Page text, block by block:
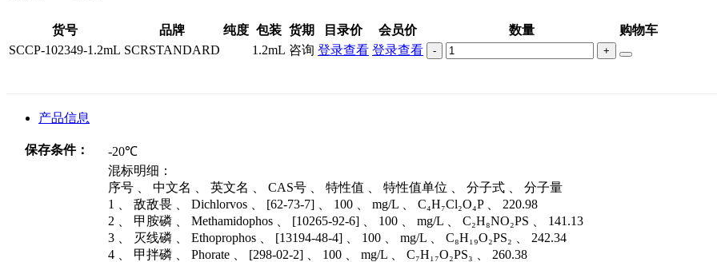
货号 品牌 纯度 包装 货期 目录价 会员价 数量
购物车
SCCP-102349-1.2mL SCRSTANDARD 1.2mL 咨询 登录查看 登录查看 - +
产品信息
保存条件： -20℃
混标明细：
序号 、 中文名 、 英文名 、 CAS号 、 特性值 、 特性值单位 、 分子式 、 分子量
1 、 敌敌畏 、 Dichlorvos 、 [62-73-7] 、 100 、 mg/L 、 C₄H₇Cl₂O₄P 、 220.98
2 、 甲胺磷 、 Methamidophos 、 [10265-92-6] 、 100 、 mg/L 、 C₂H₈NO₂PS 、 141.13
3 、 灭线磷 、 Ethoprophos 、 [13194-48-4] 、 100 、 mg/L 、 C₈H₁₉O₂PS₂ 、 242.34
4 、 甲拌磷 、 Phorate 、 [298-02-2] 、 100 、 mg/L 、 C₇H₁₇O₂PS₃ 、 260.38